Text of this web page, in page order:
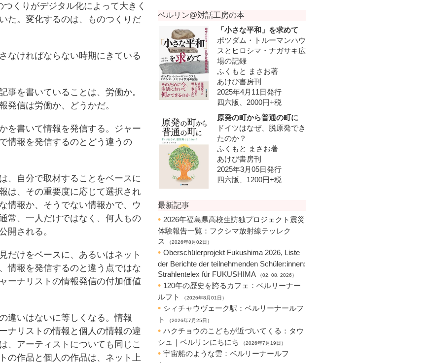
くりがデジタル化によって大きく
た。変化するのは、ものつくりだ
なければならない時期にきている
を書いていることは、労働か。
発信は労働か、どうかだ。
を書いて情報を発信する。ジャー
情報を発信するのとどう違うの
、自分で取材することをベースに
は、その重要度に応じて選択され
情報か、そうでない情報かで、ウ
常、一人だけではなく、何人もの
開される。
だけをベースに、あるいはネット
情報を発信するのと違う点ではな
ーナリストの情報発信の付加価値
違いはないに等しくなる。情報
ナリストの情報と個人の情報の違
、アーティストについても同じこ
の作品と個人の作品は、ネット上